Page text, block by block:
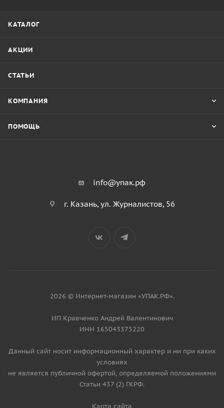
КАТАЛОГ
АКЦИИ
СТАТЬИ
КОМПАНИЯ
ПОМОЩЬ
info@упак.рф
г. Казань, ул. Журналистов, 56
2026 © Интернет-магазин «УПАК.РФ».
ИП Кравченко Андрей Валентинович
ИНН 165043375220
Данный сайт носит информационный характер и ни при каких
условиях
не является публичной офертой, определяемой положениями
Статьи 437 (2) ГКРФ.
Карта сайта